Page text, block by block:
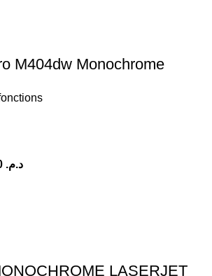
M404dw Monochrome
د.م.
LASERJET